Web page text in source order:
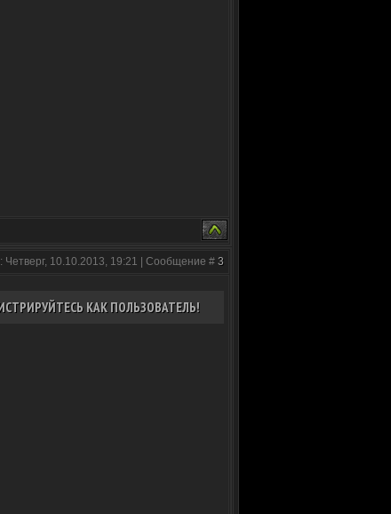
Четверг, 10.10.2013, 19:21 | Сообщение # 3
КАК ПОЛЬЗОВАТЕЛЬ!